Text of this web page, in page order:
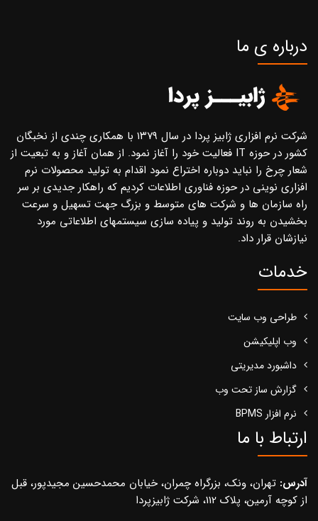
درباره ی ما
شرکت نرم افزاری ژابیز پردا در سال ۱۳۷۹ با همکاری چندی از نخبگان
کشور در حوزه IT فعالیت خود را آغاز نمود. از همان آغاز و به تبعیت از
شعار چرخ را نباید دوباره اختراع نمود اقدام به تولید محصولات نرم
افزاری نوینی در حوزه فناوری اطلاعات کردیم که راهکار جدیدی بر سر
راه سازمان ها و شرکت های متوسط و بزرگ جهت تسهیل و سرعت
بخشیدن به روند تولید و پیاده سازی سیستمهای اطلاعاتی مورد
نیازشان قرار داد.
خدمات
طراحی وب سایت
وب اپلیکیشن
داشبورد مدیریتی
گزارش ساز تحت وب
نرم افزار BPMS
ارتباط با ما
آدرس: تهران، ونک، بزرگراه چمران، خیابان محمدحسین مجیدپور، قبل
از کوچه آرمین، پلاک 112، شرکت ژابیزپردا